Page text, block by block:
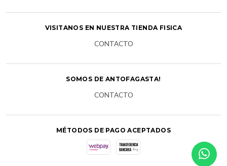
VISITANOS EN NUESTRA TIENDA FISICA
CONTACTO
SOMOS DE ANTOFAGASTA!
CONTACTO
MÉTODOS DE PAGO ACEPTADOS